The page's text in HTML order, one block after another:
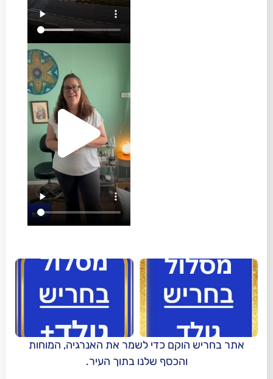
כדי לשמר את האנרגיה, המוחות
והכסף שלנו בתוך העיר.